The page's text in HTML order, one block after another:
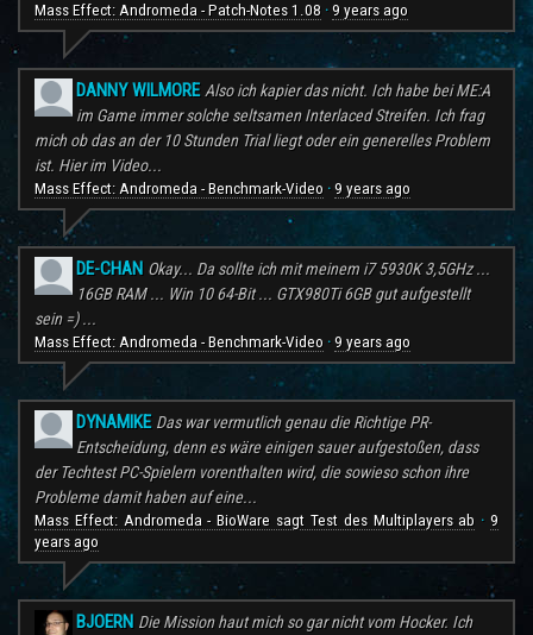
Mass Effect: Andromeda - Patch-Notes 1.08 · 9 years ago
DANNY WILMORE Also ich kapier das nicht. Ich habe bei ME:A
im Game immer solche seltsamen Interlaced Streifen. Ich frag
mich ob das an der 10 Stunden Trial liegt oder ein generelles Problem
ist. Hier im Video...
Mass Effect: Andromeda - Benchmark-Video · 9 years ago
DE-CHAN Okay... Da sollte ich mit meinem i7 5930K 3,5GHz ...
16GB RAM ... Win 10 64-Bit ... GTX980Ti 6GB gut aufgestellt
sein =) ...
Mass Effect: Andromeda - Benchmark-Video · 9 years ago
DYNAMIKE Das war vermutlich genau die Richtige PR-
Entscheidung, denn es wäre einigen sauer aufgestoßen, dass
der Techtest PC-Spielern vorenthalten wird, die sowieso schon ihre
Probleme damit haben auf eine...
Mass Effect: Andromeda - BioWare sagt Test des Multiplayers ab ·9
years ago
BJOERN Die Mission haut mich so gar nicht vom Hocker. Ich